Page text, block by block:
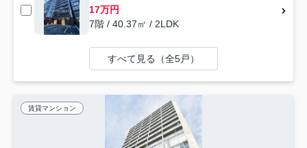
17万円
7階 / 40.37㎡ / 2LDK
すべて見る（全5戸）
賃貸マンション